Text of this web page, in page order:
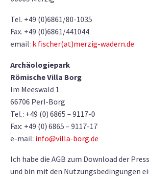
Tel. +49 (0)6861/80-1035
Fax. +49 (0)6861/441044
email: k.fischer(at)merzig-wadern.de
Archäologiepark
Römische Villa Borg
Im Meeswald 1
66706 Perl-Borg
Tel.: +49 (0) 6865 – 9117-0
Fax: +49 (0) 6865 – 9117-17
e-mail: info@villa-borg.de
Ich habe die AGB zum Download der
und bin mit den Nutzungsbedingungen